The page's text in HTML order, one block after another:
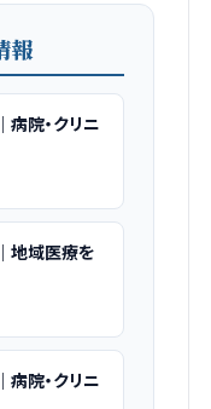
報
院・クリニ
地域医療を
院・クリニ